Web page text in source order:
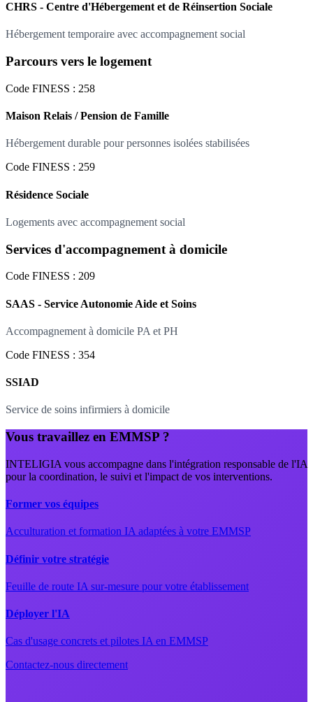
CHRS - Centre d'Hébergement et de Réinsertion Sociale
Hébergement temporaire avec accompagnement social
Parcours vers le logement
Code FINESS : 258
Maison Relais / Pension de Famille
Hébergement durable pour personnes isolées stabilisées
Code FINESS : 259
Résidence Sociale
Logements avec accompagnement social
Services d'accompagnement à domicile
Code FINESS : 209
SAAS - Service Autonomie Aide et Soins
Accompagnement à domicile PA et PH
Code FINESS : 354
SSIAD
Service de soins infirmiers à domicile
Vous travaillez en EMMSP ?
INTELIGIA vous accompagne dans l'intégration responsable de l'IA
pour la coordination, le suivi et l'impact de vos interventions.
Former vos équipes
Acculturation et formation IA adaptées à votre EMMSP
Définir votre stratégie
Feuille de route IA sur-mesure pour votre établissement
Déployer l'IA
Cas d'usage concrets et pilotes IA en EMMSP
Contactez-nous directement